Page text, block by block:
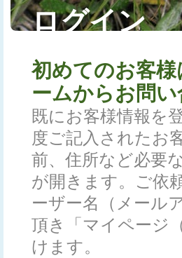
ログイン
初めてのお客
ームからお問
既にお客様情報を
度ご記入されたお
前、住所など必要
が開きます。ご依
ーザー名（メール
頂き「マイページ
けます。